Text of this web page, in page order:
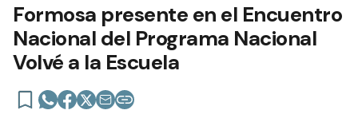
Formosa presente en el Encuentro
Nacional del Programa Nacional
Volvé a la Escuela